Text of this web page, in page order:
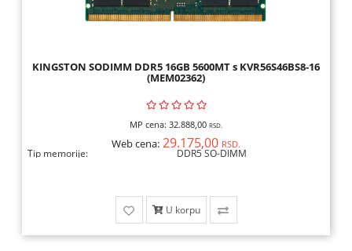
KINGSTON SODIMM DDR5 16GB 5600MT s KVR56S46BS8-16
(MEM02362)
MP cena: 32.888,00 RSD.
Web cena: 29.175,00 RSD.
Tip memorije: DDR5 SO-DIMM
U korpu